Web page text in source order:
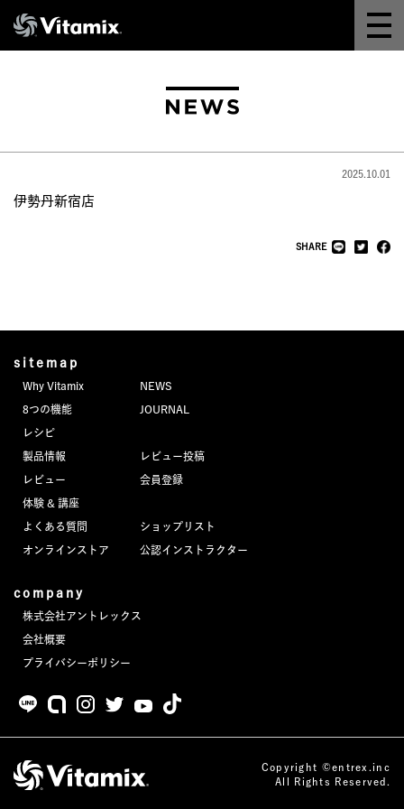
JOURNAL
2025.10.01
伊勢丹新宿店
SHARE
sitemap
Why Vitamix
8つの機能
レシピ
製品情報
レビュー
体験 & 講座
よくある質問
オンラインストア
NEWS
JOURNAL
レビュー投稿
会員登録
ショップリスト
公認インストラクター
company
株式会社アントレックス
会社概要
プライバシーポリシー
Copyright ©entrex.inc
All Rights Reserved.